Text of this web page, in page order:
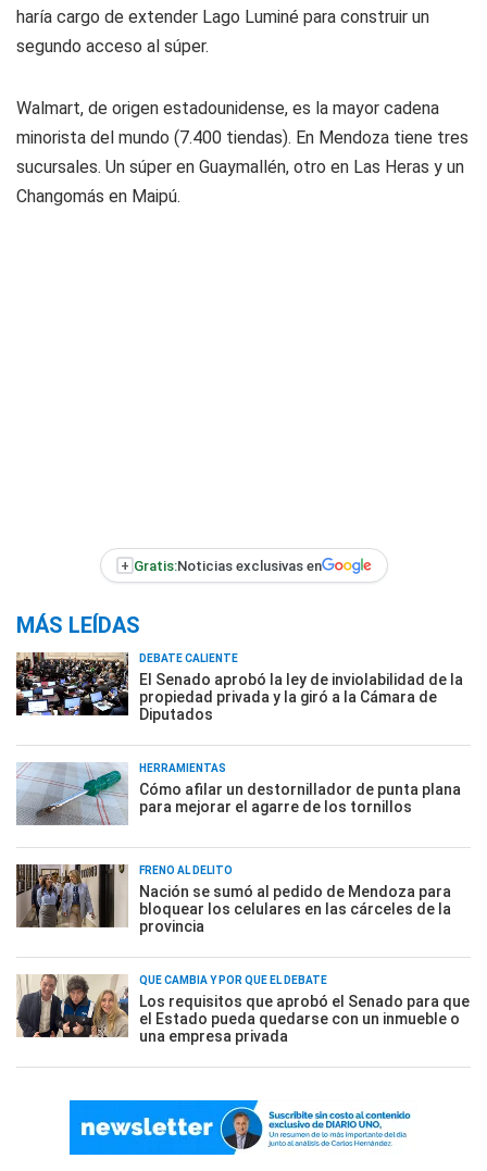
haría cargo de extender Lago Luminé para construir un
segundo acceso al súper.
Walmart, de origen estadounidense, es la mayor cadena
minorista del mundo (7.400 tiendas). En Mendoza tiene tres
sucursales. Un súper en Guaymallén, otro en Las Heras y un
Changomás en Maipú.
+ Gratis:Noticias exclusivas en
MÁS LEÍDAS
DEBATE CALIENTE
El Senado aprobó la ley de inviolabilidad de la
propiedad privada y la giró a la Cámara de
Diputados
HERRAMIENTAS
Cómo afilar un destornillador de punta plana
para mejorar el agarre de los tornillos
FRENO AL DELITO
Nación se sumó al pedido de Mendoza para
bloquear los celulares en las cárceles de la
provincia
QUÉ CAMBIA Y POR QUÉ EL DEBATE
Los requisitos que aprobó el Senado para que
el Estado pueda quedarse con un inmueble o
una empresa privada